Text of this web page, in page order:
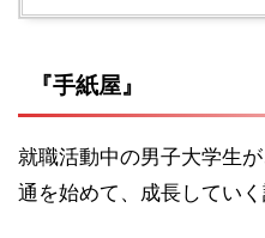
『手紙屋』
就職活動中の男子大学生
通を始めて、成長していく